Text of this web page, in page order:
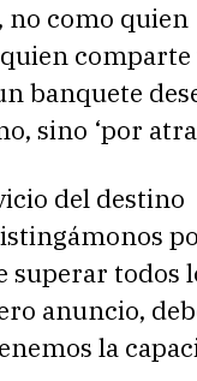
no como quien
comparte
banquete
sino ‘por
del destino
superar todos
anuncio,
la